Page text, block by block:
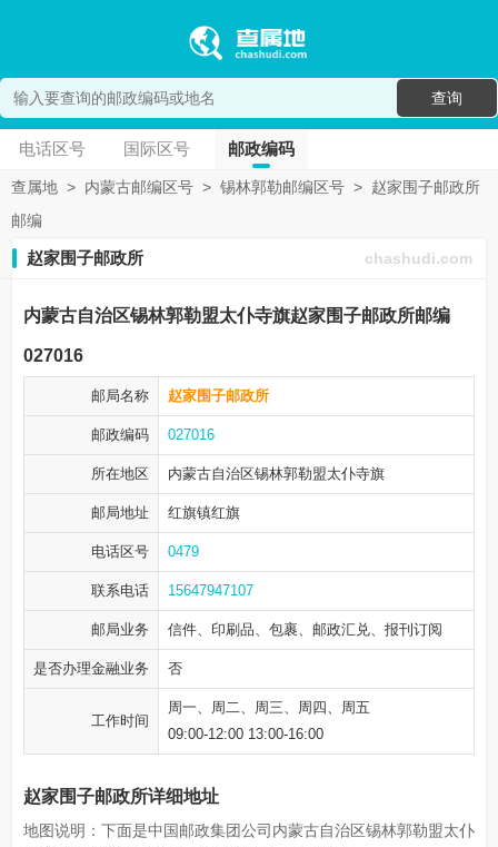
查询
电话区号 国际区号 邮政编码
查属地 > 内蒙古邮编区号 > 锡林郭勒邮编区号 > 赵家围子邮政所
邮编
赵家围子邮政所 chashudi.com
内蒙古自治区锡林郭勒盟太仆寺旗赵家围子邮政所邮编
027016
邮局名称 赵家围子邮政所
邮政编码 027016
所在地区 内蒙古自治区锡林郭勒盟太仆寺旗
邮局地址 红旗镇红旗
电话区号 0479
联系电话 15647947107
邮局业务 信件、印刷品、包裹、邮政汇兑、报刊订阅
是否办理金融业务 否
工作时间
周一、周二、周三、周四、周五
09:00-12:00 13:00-16:00
赵家围子邮政所详细地址
地图说明：下面是中国邮政集团公司内蒙古自治区锡林郭勒盟太仆